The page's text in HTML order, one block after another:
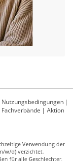
Nutzungsbedingungen |
| Aktion
Verwendung der
w/d) verzichtet.
für alle Geschlechter.